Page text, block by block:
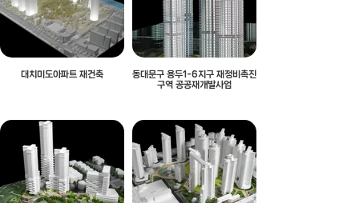
대치미도아파트 재건축
동대문구 용두1-6지구 재정비촉진
구역 공공재개발사업